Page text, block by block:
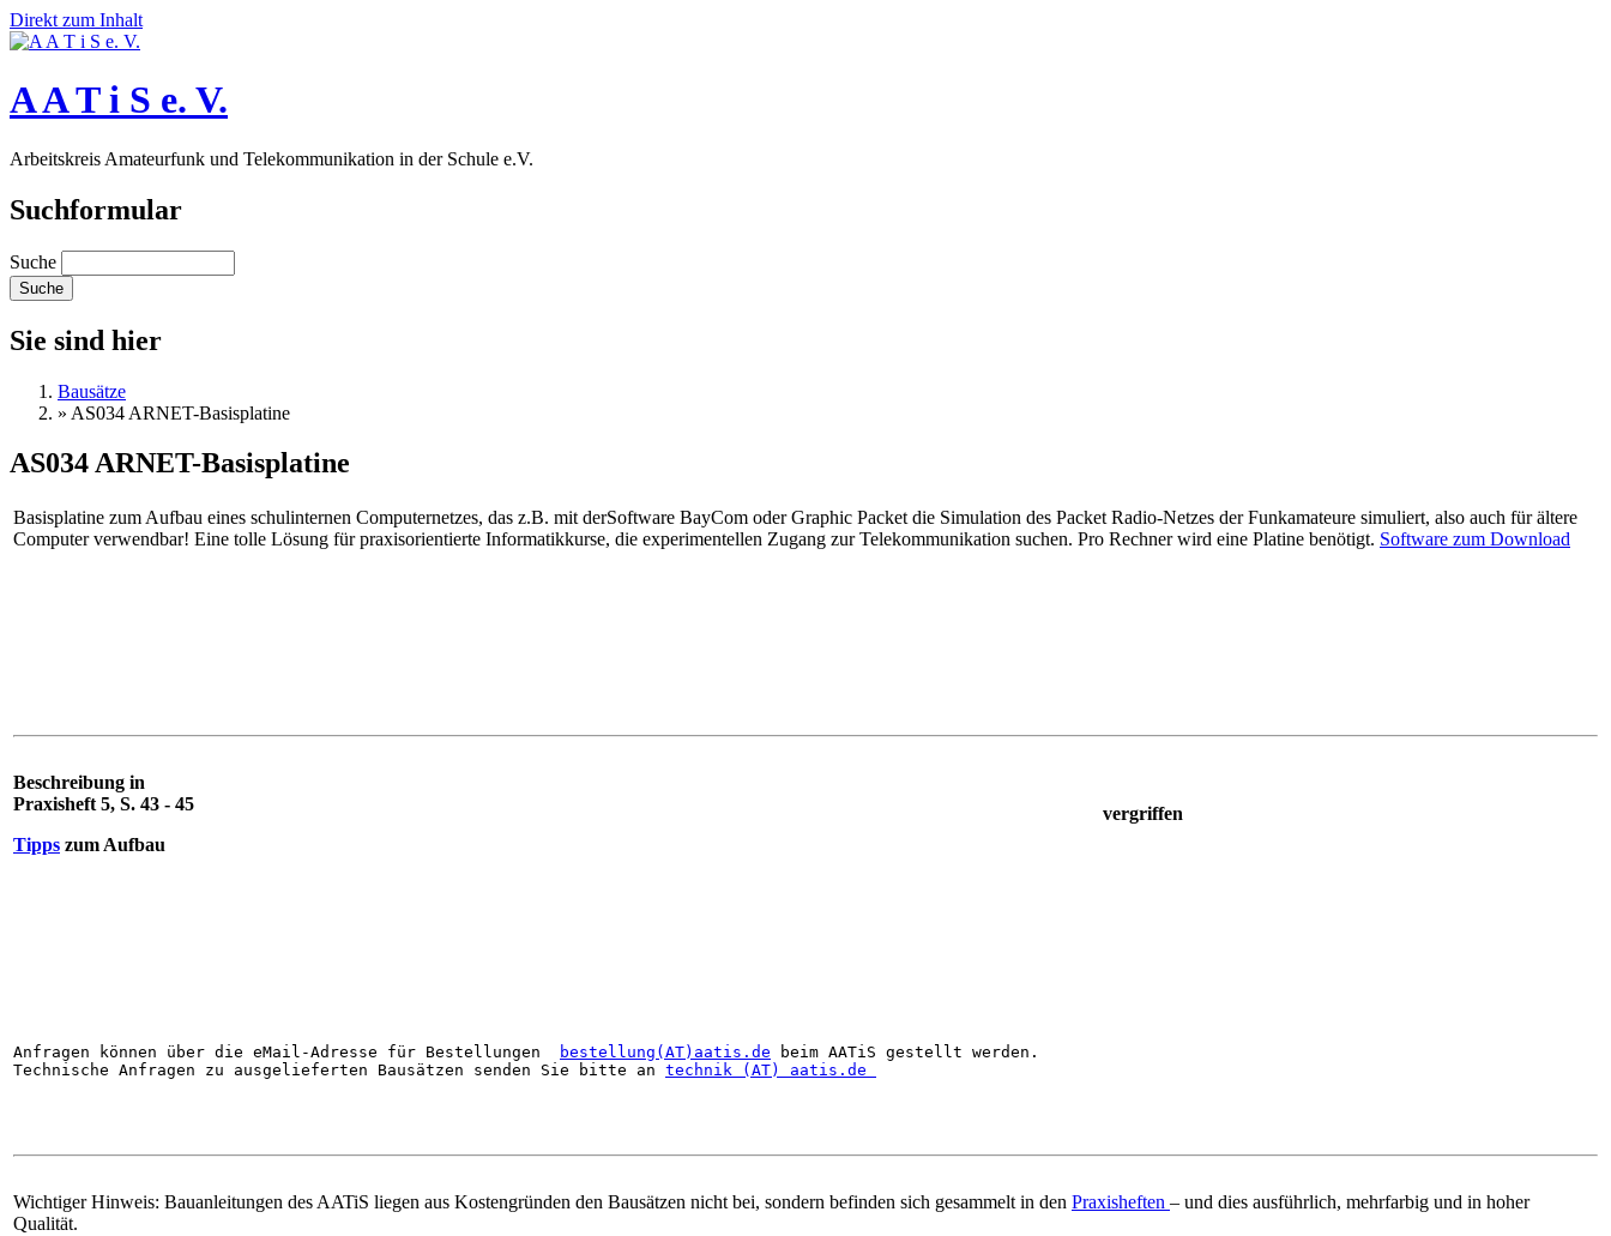
Direkt zum Inhalt
A A T i S e. V.
Arbeitskreis Amateurfunk und Telekommunikation in der Schule e.V.
Suchformular
Suche
Sie sind hier
Bausätze
» AS034 ARNET-Basisplatine
AS034 ARNET-Basisplatine
Basisplatine zum Aufbau eines schulinternen Computernetzes, das z.B. mit derSoftware BayCom oder Graphic Packet die Simulation des Packet Radio-Netzes der Funkamateure simuliert, also auch für ältere
Computer verwendbar! Eine tolle Lösung für praxisorientierte Informatikkurse, die experimentellen Zugang zur Telekommunikation suchen. Pro Rechner wird eine Platine benötigt. Software zum Download
Beschreibung in
Praxisheft 5, S. 43 - 45
Tipps zum Aufbau
vergriffen
Anfragen können über die eMail-Adresse für Bestellungen bestellung(AT)aatis.de beim AATiS gestellt werden.
Technische Anfragen zu ausgelieferten Bausätzen senden Sie bitte an technik (AT) aatis.de
Wichtiger Hinweis: Bauanleitungen des AATiS liegen aus Kostengründen den Bausätzen nicht bei, sondern befinden sich gesammelt in den Praxisheften – und dies ausführlich, mehrfarbig und in hoher
Qualität.